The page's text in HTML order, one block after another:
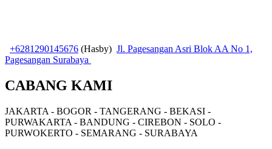
+6281290145676 (Hasby) Jl. Pagesangan Asri Blok AA No 1,
Pagesangan Surabaya
CABANG KAMI
JAKARTA - BOGOR - TANGERANG - BEKASI -
PURWAKARTA - BANDUNG - CIREBON - SOLO -
PURWOKERTO - SEMARANG - SURABAYA